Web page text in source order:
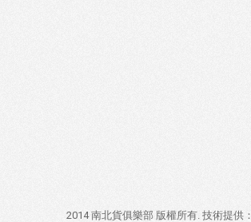
2014 南北貨俱樂部 版權所有. 技術提供：